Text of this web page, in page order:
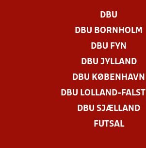
DBU
DBU BORNHOLM
DBU FYN
DBU JYLLAND
DBU KØBENHAVN
DBU LOLLAND-
DBU SJÆLLAND
FUTSAL